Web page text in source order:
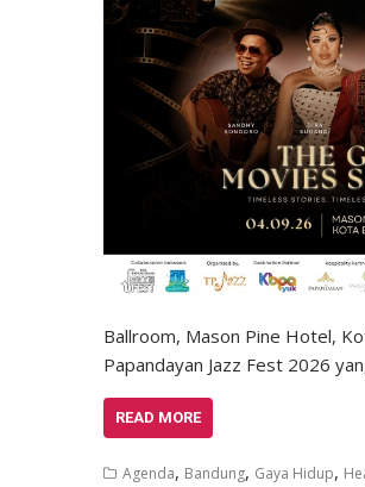
Ballroom, Mason Pine Hotel,
Papandayan Jazz Fest 2026
READ MORE
Agenda, Bandung, Gaya Hidup,